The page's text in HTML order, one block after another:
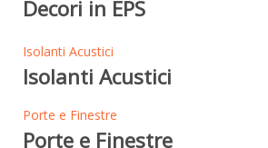
Decori in EPS
Isolanti Acustici
Isolanti Acustici
Porte e Finestre
Porte e Finestre